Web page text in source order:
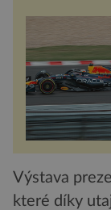
Výstava
které díky